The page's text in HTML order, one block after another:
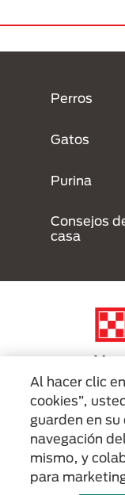
Perros
Gatos
Purina
Consejos
casa
Menu Footer
All Nestlé Purina
Vevey,
Al hacer clic
cookies”,
guarden en
navegación
mismo, y
para